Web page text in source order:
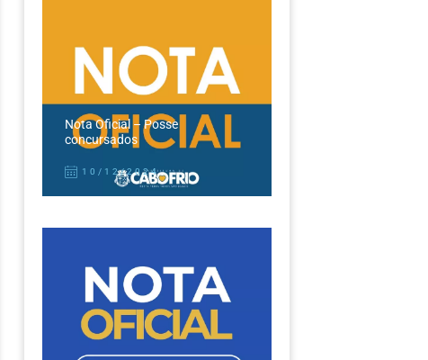
Nota Oficial – Posse
concursados
10/12/2024